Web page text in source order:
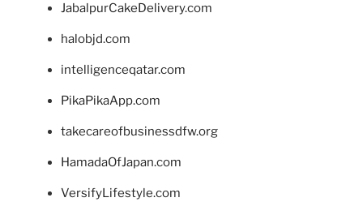
JabalpurCakeDelivery.com
halobjd.com
intelligenceqatar.com
PikaPikaApp.com
takecareofbusinessdfw.org
HamadaOfJapan.com
VersifyLifestyle.com